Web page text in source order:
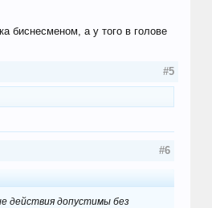
биснесменом, а у того в голове
#5
#6
действия допустимы без